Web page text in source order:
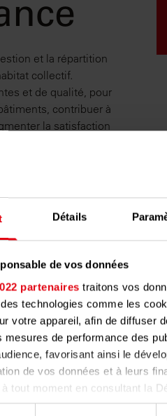
Détails
de vos données
partenaires traitons vos
technologies comme les
votre appareil, afin de diffuser
mesures de performance des
favorisant ainsi le
de vos données et à leurs
tout moment en consultant la
et la répartition
collectif.
et de qualité, pour
contribuer à
la satisfaction
le
l’habitat
copropriétés.